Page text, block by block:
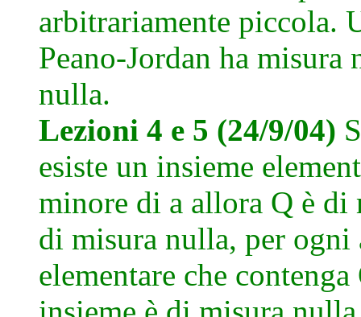
arbitrariamente piccola.
Peano-Jordan ha misura
nulla.
Lezioni 4 e 5 (24/9/04)
esiste un insieme
minore di a allora Q è di
di misura nulla, per ogni
elementare che